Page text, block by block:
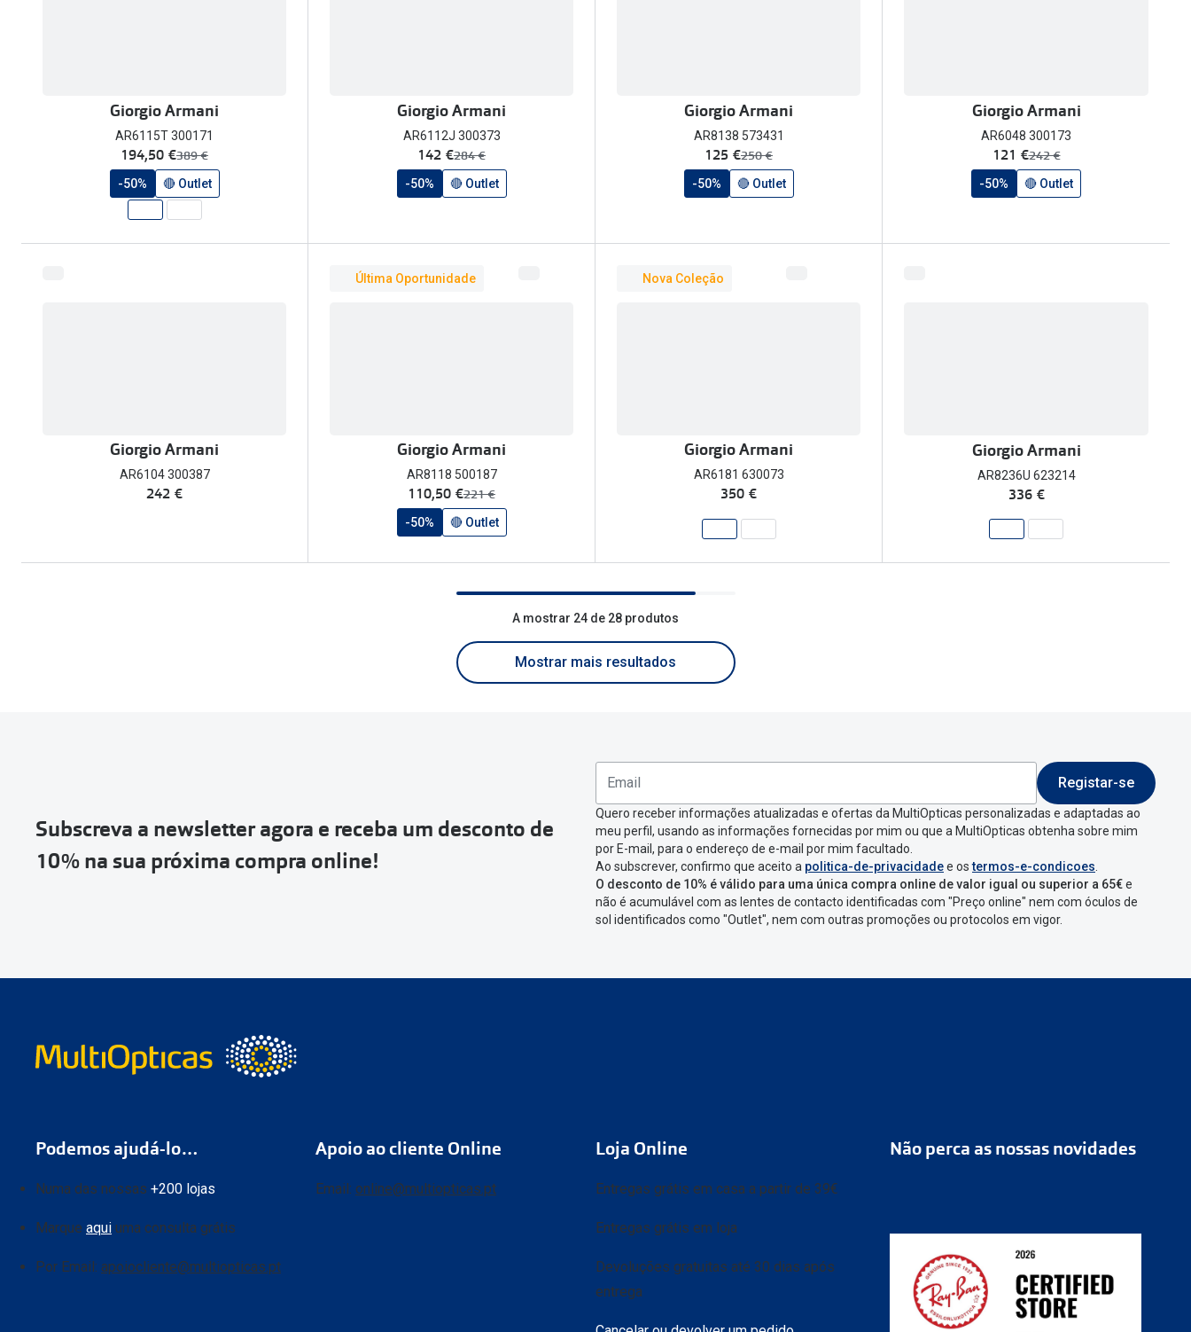
Giorgio Armani
AR6115T 300171
agora:
194,50 €era:
389 €
-50% 🔴 Outlet
Giorgio Armani
AR6112J 300373
agora:
142 €era:
284 €
-50% 🔴 Outlet
Giorgio Armani
AR8138 573431
agora:
125 €era:
250 €
-50% 🔴 Outlet
Giorgio Armani
AR6048 300173
agora:
121 €era:
242 €
-50% 🔴 Outlet
Giorgio Armani
AR6104 300387
242 €
Última Oportunidade
Giorgio Armani
AR8118 500187
agora:
110,50 €era:
221 €
-50% 🔴 Outlet
Nova Coleção
Giorgio Armani
AR6181 630073
350 €
Giorgio Armani
AR8236U 623214
336 €
A mostrar 24 de 28 produtos
Mostrar mais resultados
Subscreva a newsletter agora e receba um desconto de
10% na sua próxima compra online!
Registar-se
Quero receber informações atualizadas e ofertas da MultiOpticas personalizadas e adaptadas ao
meu perfil, usando as informações fornecidas por mim ou que a MultiOpticas obtenha sobre mim
por E-mail, para o endereço de e-mail por mim facultado.
Ao subscrever, confirmo que aceito a politica-de-privacidadee ostermos-e-condicoes
O desconto de 10% é válido para uma única compra online de valor igual ou superior a 65€e
não é acumulável com as lentes de contacto identificadas com "Preço online" nem com óculos de
sol identificados como "Outlet", nem com outras promoções ou protocolos em vigor.
Podemos ajudá-lo…
Numa das nossas +200 lojas
Marque aqui uma consulta grátis
Por Email: apoiocliente@multiopticas.pt
Apoio ao cliente Online
Email: online@multiopticas.pt
Loja Online
Entregas grátis em casa a partir de 39€
Entregas grátis em loja
Devoluções gratuitas até 30 dias após
entrega
Não perca as nossas novidades